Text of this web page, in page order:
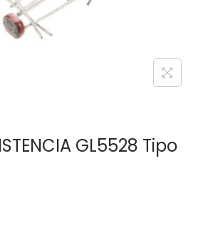
a
c
d
GL5528 Tipo